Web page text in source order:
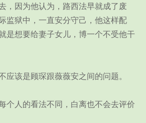
，因为他认为，路西法早就成了废
监狱中，一直安分守己，他这样配
是想要给妻子女儿，博一个不受他干
该是顾琛跟薇薇安之间的问题。
个人的看法不同，白离也不会去评价